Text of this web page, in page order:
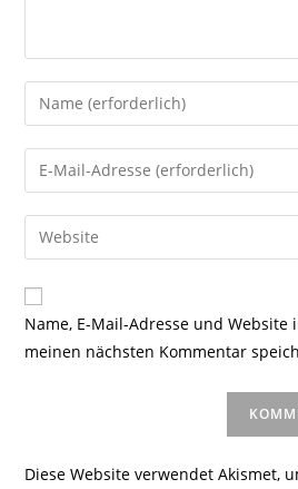
Gib
deinen
Namen
oder
zum
Kommentieren
ein
Gib
deine
E-
Mail-
zum
Kommentieren
ein
Gib
deine
Website-
URL
Name, E-Mail-Adresse und
meinen nächsten Kommentar
Diese Website verwendet Akismet,